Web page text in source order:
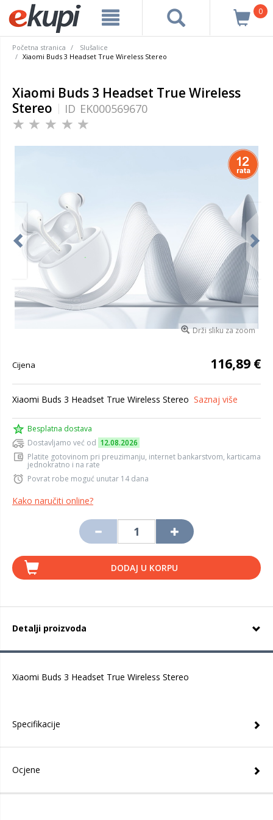
0
Početna stranica
Slušalice
Xiaomi Buds 3 Headset True Wireless Stereo
Xiaomi Buds 3 Headset True Wireless
Stereo
ID EK000569670
Drži sliku za zoom
Cijena 116,89 €
Xiaomi Buds 3 Headset True Wireless Stereo Saznaj više
Besplatna dostava
Dostavljamo već od 12.08.2026
Platite gotovinom pri preuzimanju, internet bankarstvom, karticama
jednokratno i na rate
Povrat robe moguć unutar 14 dana
Kako naručiti online?
DODAJ U KORPU
Detalji proizvoda
Xiaomi Buds 3 Headset True Wireless Stereo
Specifikacije
Ocjene